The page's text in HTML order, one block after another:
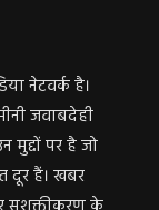
नेटवर्क है।
जवाबदेही
मुद्दों पर है जो
दूर हैं। खबर